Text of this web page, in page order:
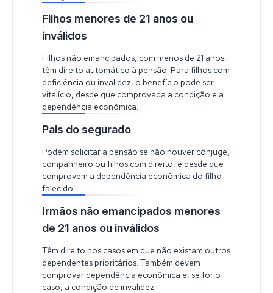
Filhos menores de 21 anos ou
inválidos
Filhos não emancipados, com menos de 21 anos,
têm direito automático à pensão. Para filhos com
deficiência ou invalidez, o benefício pode ser
vitalício, desde que comprovada a condição e a
dependência econômica.
Pais do segurado
Podem solicitar a pensão se não houver cônjuge,
companheiro ou filhos com direito, e desde que
comprovem a dependência econômica do filho
falecido.
Irmãos não emancipados menores
de 21 anos ou inválidos
Têm direito nos casos em que não existam outros
dependentes prioritários. Também devem
comprovar dependência econômica e, se for o
caso, a condição de invalidez.